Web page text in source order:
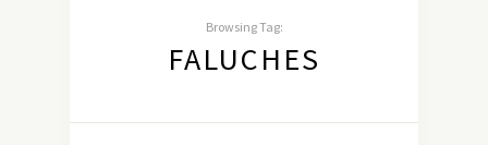
Browsing Tag:
FALUCHES